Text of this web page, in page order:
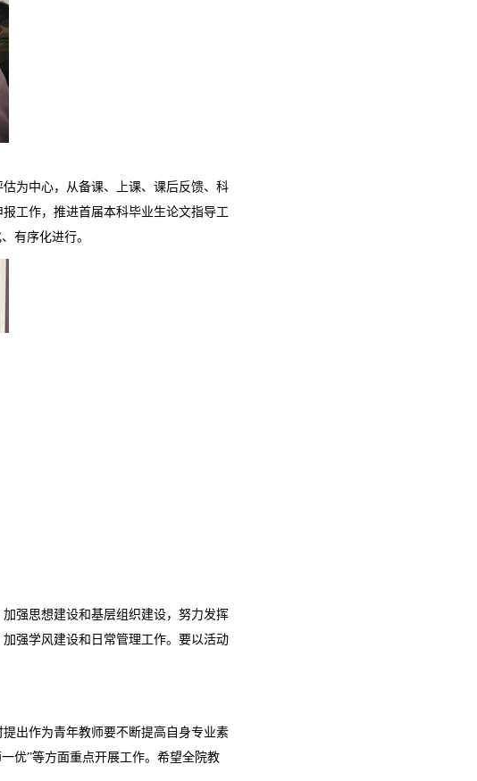
为中心，从备课、上课、课后反馈、科
工作，推进首届本科毕业生论文指导工
有序化进行。
强思想建设和基层组织建设，努力发挥
强学风建设和日常管理工作。要以活动
出作为青年教师要不断提高自身专业素
优”等方面重点开展工作。希望全院教